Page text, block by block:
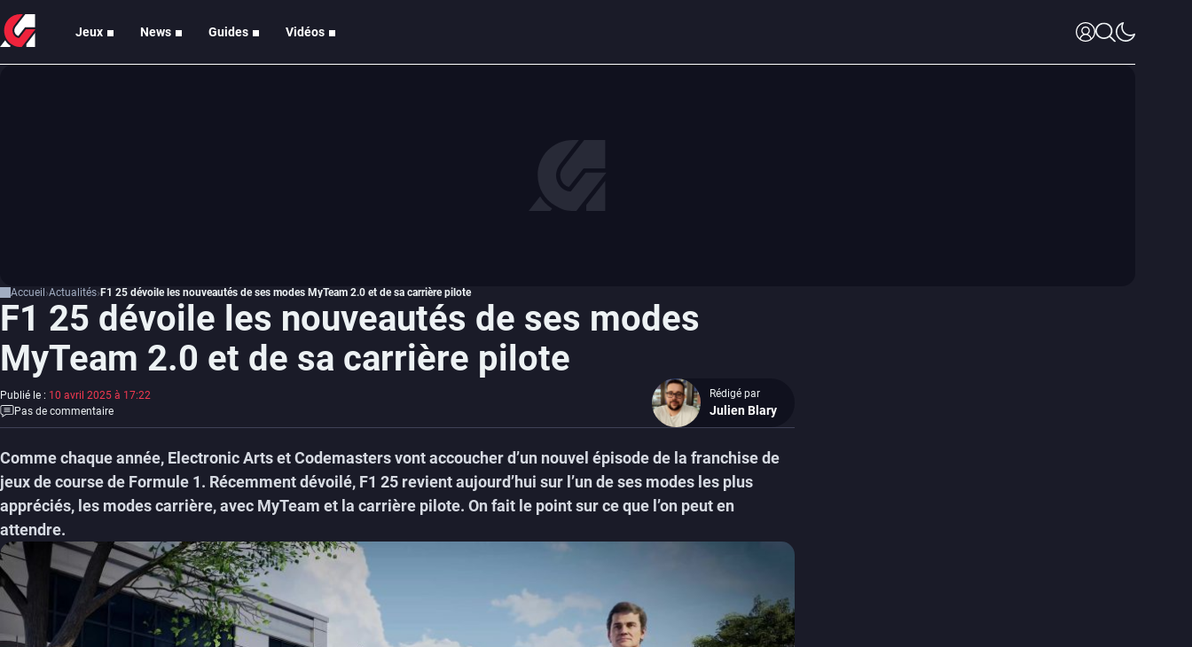
Jeux News Guides Vidéos
Accueil Actualités F1 25 dévoile les nouveautés de ses modes MyTeam 2.0 et de sa carrière pilote
F1 25 dévoile les nouveautés de ses modes
MyTeam 2.0 et de sa carrière pilote
Publié le : 10 avril 2025 à 17:22
Pas de commentaire
Rédigé par
Julien Blary
Comme chaque année, Electronic Arts et Codemasters vont accoucher d’un nouvel épisode de la franchise de
jeux de course de Formule 1. Récemment dévoilé, F1 25 revient aujourd’hui sur l’un de ses modes les plus
appréciés, les modes carrière, avec MyTeam et la carrière pilote. On fait le point sur ce que l’on peut en
attendre.